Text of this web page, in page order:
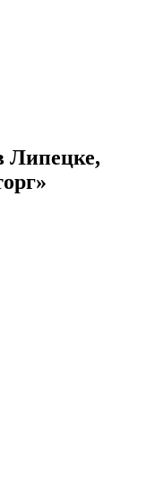
Липецке,